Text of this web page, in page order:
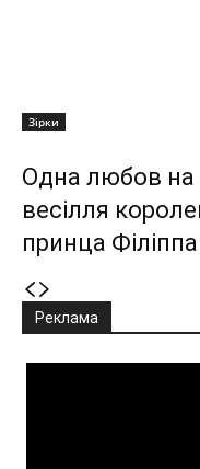
Зірки
Одна любов на
весілля
принца
Реклама